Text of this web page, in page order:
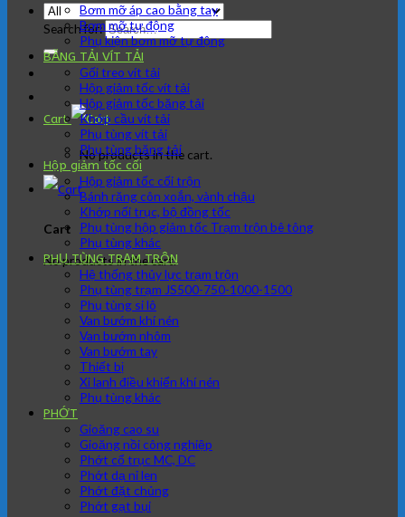
Search for:
Cart
No products in the cart.
Cart
No products in the cart.
Bơm mỡ áp cao bằng tay
Bơm mỡ tự động
Phụ kiện bơm mỡ tự động
BĂNG TẢI VÍT TẢI
Gối treo vít tải
Hộp giảm tốc vít tải
Hộp giảm tốc băng tải
Khớp cầu vít tải
Phụ tùng vít tải
Phụ tùng băng tải
Hộp giảm tốc cối
Hộp giảm tốc cối trộn
Bánh răng côn xoắn, vành chậu
Khớp nối trục, bộ đồng tốc
Phụ tùng hộp giảm tốc Trạm trộn bê tông
Phụ tùng khác
PHỤ TÙNG TRẠM TRÔN
Hệ thống thủy lực trạm trộn
Phụ tùng trạm JS500-750-1000-1500
Phụ tùng si lô
Van bướm khí nén
Van bướm nhôm
Van bướm tay
Thiết bị
Xi lanh điều khiển khí nén
Phụ tùng khác
PHỚT
Gioăng cao su
Gioăng nồi công nghiệp
Phớt cổ trục MC, DC
Phớt dạ nỉ len
Phớt đặt chủng
Phớt gạt bụi